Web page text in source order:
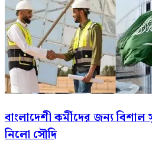
বাংলাদেশী কর্মীদের জন্য
নিলো সৌদি